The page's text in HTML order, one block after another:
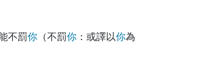
不罰你 （不罰你 ：或譯以你為